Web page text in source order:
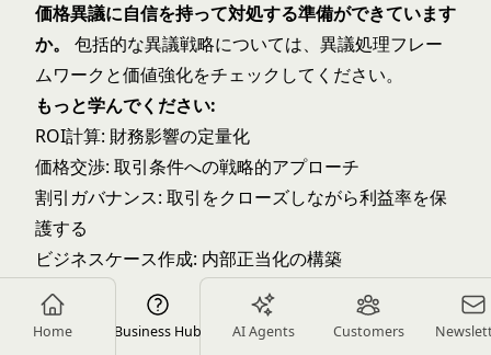
Home Business Hub AI Agents Customers
価格異議に自信を持って対処する準備ができています
か。
包括的な異議戦略については、 異議処理フレー
ムワークと価値強化をチェックしてください。
もっと学んでください:
ROI計算: 財務影響の定量化
価格交渉: 取引条件への戦略的アプローチ
割引ガバナンス: 取引をクローズしながら利益率を保
護する
ビジネスケース作成: 内部正当化の構築
ABOUT THE AUTHOR